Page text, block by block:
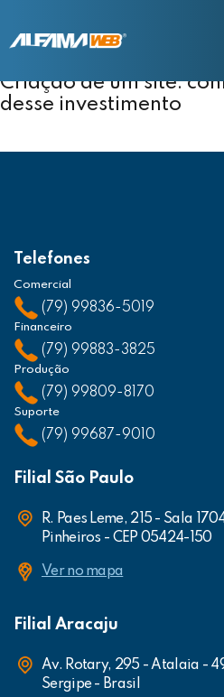
Criação de um site:
desse investimento
Telefones
Comercial
(79) 99836-5019
Financeiro
(79) 99883-3825
Produção
(79) 99809-8170
Suporte
(79) 99687-9010
Filial São Paulo
R. Paes Leme, 215 - Sala
Pinheiros - CEP 05424-150
Ver no mapa
Filial Aracaju
Av. Rotary, 295 - Atalaia -
Sergipe - Brasil